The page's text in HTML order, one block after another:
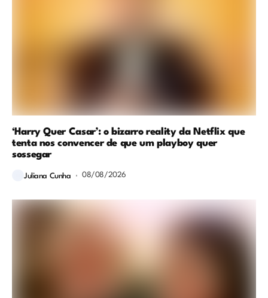
‘Harry Quer Casar’: o bizarro reality da Netflix que
tenta nos convencer de que um playboy quer
sossegar
Juliana Cunha 08/08/2026